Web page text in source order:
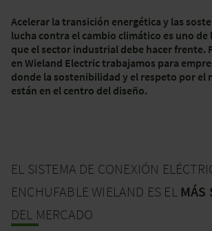
Acelerar la transición energética y las
lucha contra el cambio climático es uno de
que el sector industrial debe hacer frente.
en Wieland Electric trabajamos para
donde la sostenibilidad y el respeto por el
están en el centro del diseño.
EL SISTEMA DE CONEXIÓN
ENCHUFABLE WIELAND ES EL MÁS
DEL MERCADO